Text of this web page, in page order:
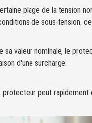
plage de la tension
de sous-tension,
sa valeur nominale, le
d'une surcharge.
peut